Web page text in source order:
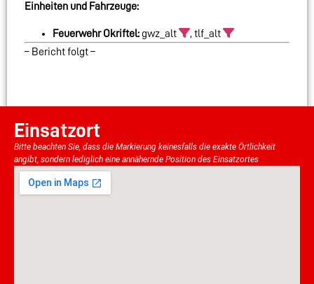
Einheiten und Fahrzeuge:
Feuerwehr Okriftel: gwz_alt
, tlf_alt
– Bericht folgt –
Einsatzort
Bitte beachten Sie, dass die Markierung keinesfalls die exakte Örtlichkeit
angibt, sondern lediglich eine annähernde Position des Einsatzortes